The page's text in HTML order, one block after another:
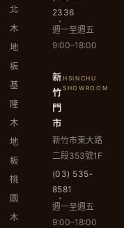
北
木
地
板
基
隆
木
地
板
桃
園
木
2336
週一至週五
9:00–18:00
新
竹
門
市
HSINCHU
SHOWROOM
新竹市東大路
二段353號1F
(03) 535-
8581
週一至週五
9:00–18:00